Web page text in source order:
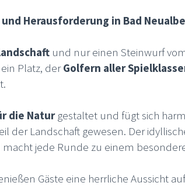
Herausforderung in Bad
und nur einen Steinwurf
Platz, derGolfern aller
die Naturgestaltet und fügt sich
der Landschaft gewesen. Der
jede Runde zu einem
Gäste eine herrliche Aussicht